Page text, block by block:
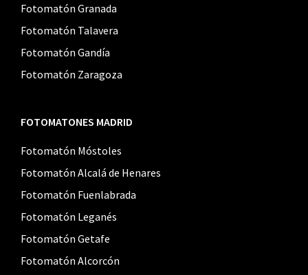
Fotomatón Granada
Fotomatón Talavera
Fotomatón Gandía
Fotomatón Zaragoza
FOTOMATONES MADRID
Fotomatón Móstoles
Fotomatón Alcalá de Henares
Fotomatón Fuenlabrada
Fotomatón Leganés
Fotomatón Getafe
Fotomatón Alcorcón